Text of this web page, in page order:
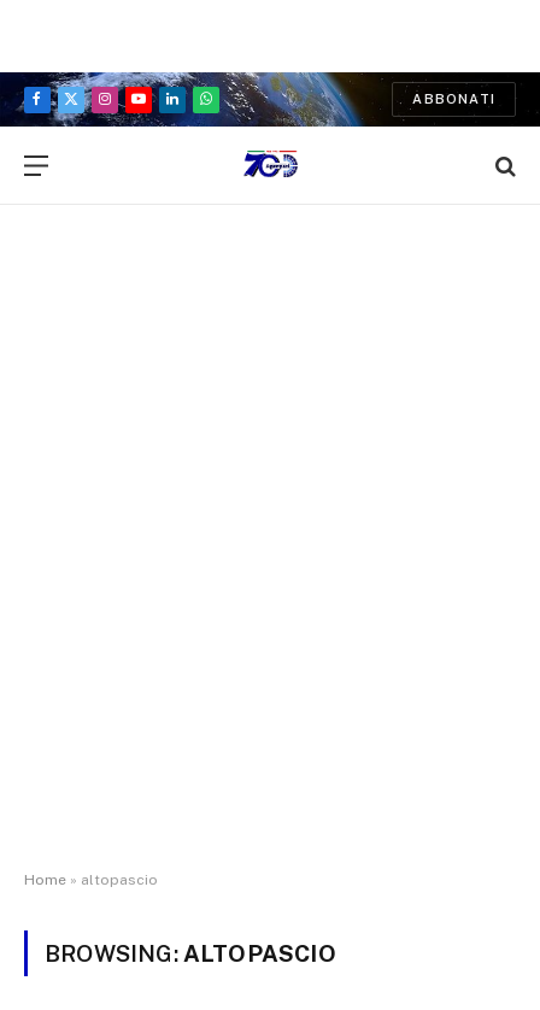
Facebook
X
Instagram
YouTubeLinkedInWhatsApp
ABBONATI
Home » altopascio
BROWSING: ALTOPASCIO